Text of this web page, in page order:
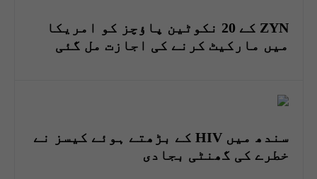
ZYN کے 20 نکوٹین پاؤچز کو امریکا
میں مارکیٹ کرنے کی اجازت مل گئی
سندھ میں HIV کے بڑھتے ہوئے کیسز نے
خطرے کی گھنٹی بجادی